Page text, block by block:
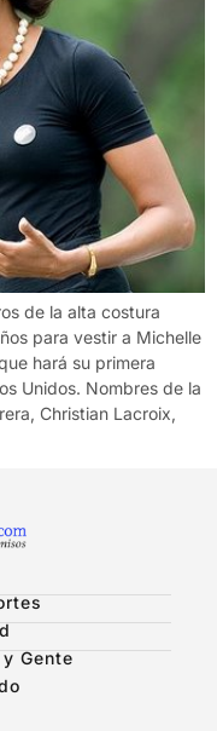
de la alta costura
para vestir a Michelle
hará su primera
Unidos. Nombres de la
Christian Lacroix,
Gente